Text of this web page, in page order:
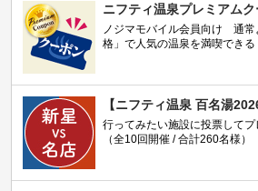
ニフティ温泉プレミアム
ノジマモバイル会員向け 通常
格」で人気の温泉を満喫できる
【ニフティ温泉 百名湯
行ってみたい施設に投票してプ
（全10回開催 / 合計260名様）